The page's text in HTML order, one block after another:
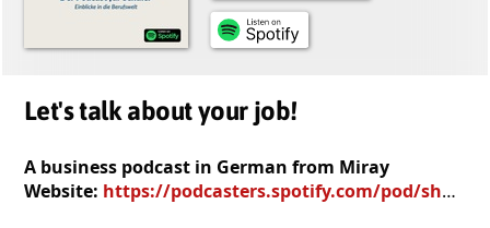
Let's talk about your job!
A business podcast in German from Miray
Website: https://podcasters.spotify.com/pod/show/miray4